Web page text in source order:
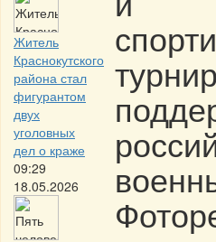
Житель
Краснокутского
района стал
фигурантом
двух
уголовных
дел о краже
09:29
18.05.2026